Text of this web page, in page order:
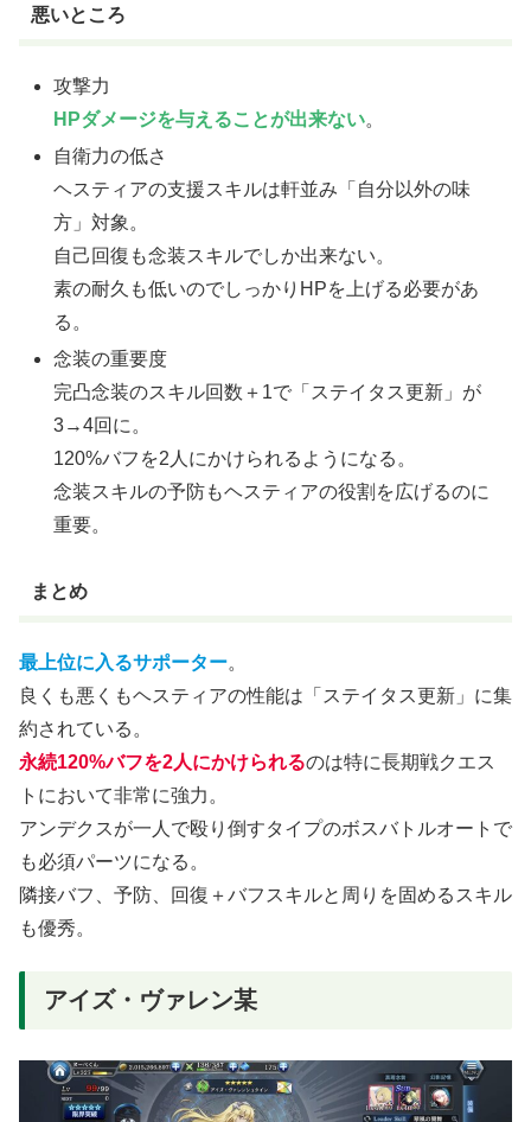
悪いところ
攻撃力
HPダメージを与えることが出来ない。
自衛力の低さ
ヘスティアの支援スキルは軒並み「自分以外の味
方」対象。
自己回復も念装スキルでしか出来ない。
素の耐久も低いのでしっかりHPを上げる必要があ
る。
念装の重要度
完凸念装のスキル回数＋1で「ステイタス更新」が
3→4回に。
120%バフを2人にかけられるようになる。
念装スキルの予防もヘスティアの役割を広げるのに
重要。
まとめ
最上位に入るサポーター。
良くも悪くもヘスティアの性能は「ステイタス更新」に集
約されている。
永続120%バフを2人にかけられるのは特に長期戦クエス
トにおいて非常に強力。
アンデクスが一人で殴り倒すタイプのボスバトルオートで
も必須パーツになる。
隣接バフ、予防、回復＋バフスキルと周りを固めるスキル
も優秀。
アイズ・ヴァレン某